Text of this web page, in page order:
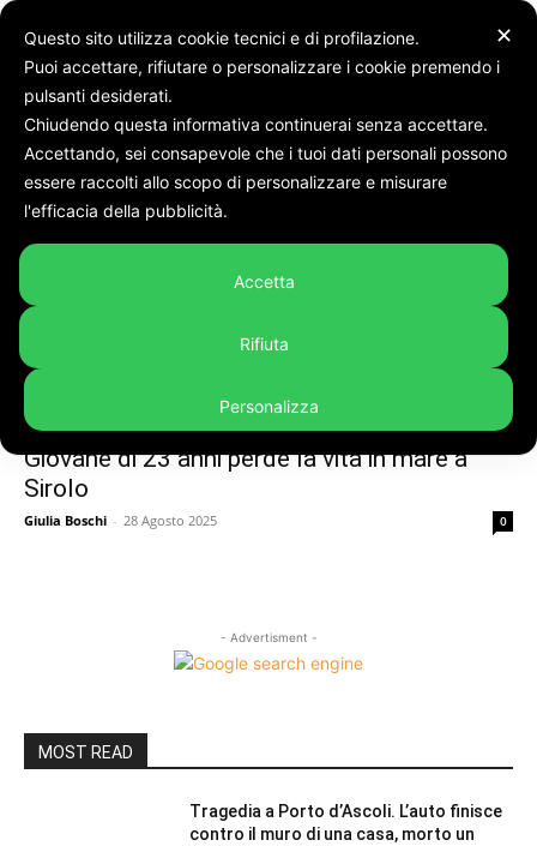
Tags Ragazza affogata
Tag:ragazza affogata
Giovane di 23 anni perde la vita in mare a
Sirolo
Giulia Boschi - 28 Agosto 2025 0
- Advertisment -
MOST READ
Tragedia a Porto d’Ascoli. L’auto finisce
contro il muro di una casa, morto un
✕
Questo sito utilizza cookie tecnici e di profilazione.
Puoi accettare, rifiutare o personalizzare i cookie premendo i
pulsanti desiderati.
Chiudendo questa informativa continuerai senza accettare.
Accettando, sei consapevole che i tuoi dati personali possono
essere raccolti allo scopo di personalizzare e misurare
l'efficacia della pubblicità.
Accetta
Rifiuta
Personalizza